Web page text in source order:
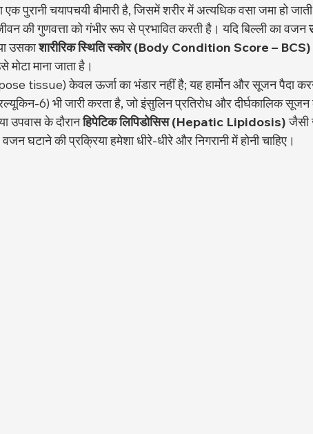
एक पुरानी चयापचयी बीमारी है, जिसमें शरीर में अत्यधिक वसा जमा हो
की गुणवत्ता को गंभीर रूप से प्रभावित करती है। यदि बिल्ली का वजन
उसका शारीरिक स्थिति स्कोर (Body Condition Score – BCS)
मोटा माना जाता है।
tissue) केवल ऊर्जा का भंडार नहीं है; यह हार्मोन और सूजन पैदा
6) भी जारी करता है, जो इंसुलिन प्रतिरोध और दीर्घकालिक सूजन
उपवास के दौरान हिपेटिक लिपिडोसिस (Hepatic Lipidosis) जैसी
घटाने की प्रक्रिया हमेशा धीरे-धीरे और निगरानी में होनी चाहिए।